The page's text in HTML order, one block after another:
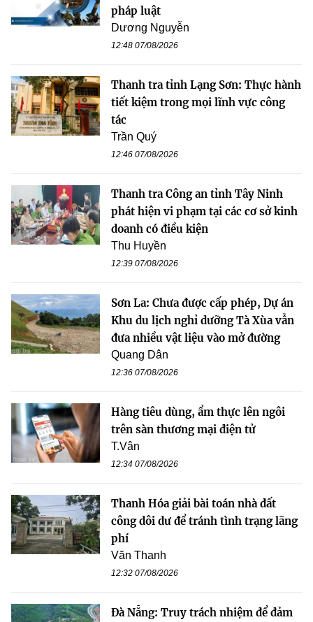
pháp luật
Dương Nguyễn
12:48 07/08/2026
Thanh tra tỉnh Lạng Sơn: Thực hành
tiết kiệm trong mọi lĩnh vực công
tác
Trần Quý
12:46 07/08/2026
Thanh tra Công an tỉnh Tây Ninh
phát hiện vi phạm tại các cơ sở kinh
doanh có điều kiện
Thu Huyền
12:39 07/08/2026
Sơn La: Chưa được cấp phép, Dự án
Khu du lịch nghỉ dưỡng Tà Xùa vẫn
đưa nhiều vật liệu vào mở đường
Quang Dân
12:36 07/08/2026
Hàng tiêu dùng, ẩm thực lên ngôi
trên sàn thương mại điện tử
T.Vân
12:34 07/08/2026
Thanh Hóa giải bài toán nhà đất
công dôi dư để tránh tình trạng lãng
phí
Văn Thanh
12:32 07/08/2026
Đà Nẵng: Truy trách nhiệm để đảm